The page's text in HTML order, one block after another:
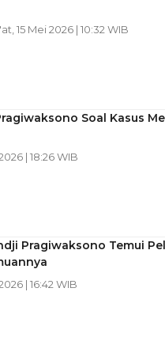
15 Mei 2026 | 10:32 WIB
Soal Kasus
| 18:26 WIB
Pragiwaksono Temui
| 16:42 WIB